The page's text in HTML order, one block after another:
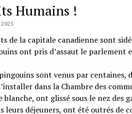
Humains !
de la capitale canadienne sont
ont pris d’assaut le
sont venus par
dans la Chambre des
ont glissé sous le nez des
leurs déjeuners, ont été outrés de